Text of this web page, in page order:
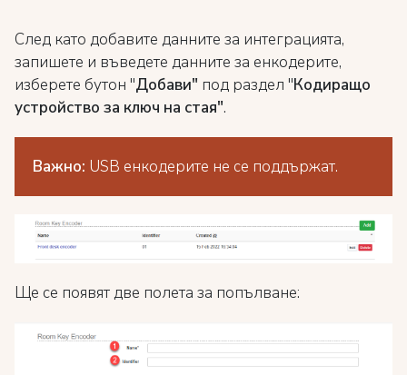
След като добавите данните за интеграцията,
запишете и въведете данните за енкодерите,
изберете бутон "Добави" под раздел "Кодиращо
устройство за ключ на стая".
Важно: USB енкодерите не се поддържат.
Ще се появят две полета за попълване: